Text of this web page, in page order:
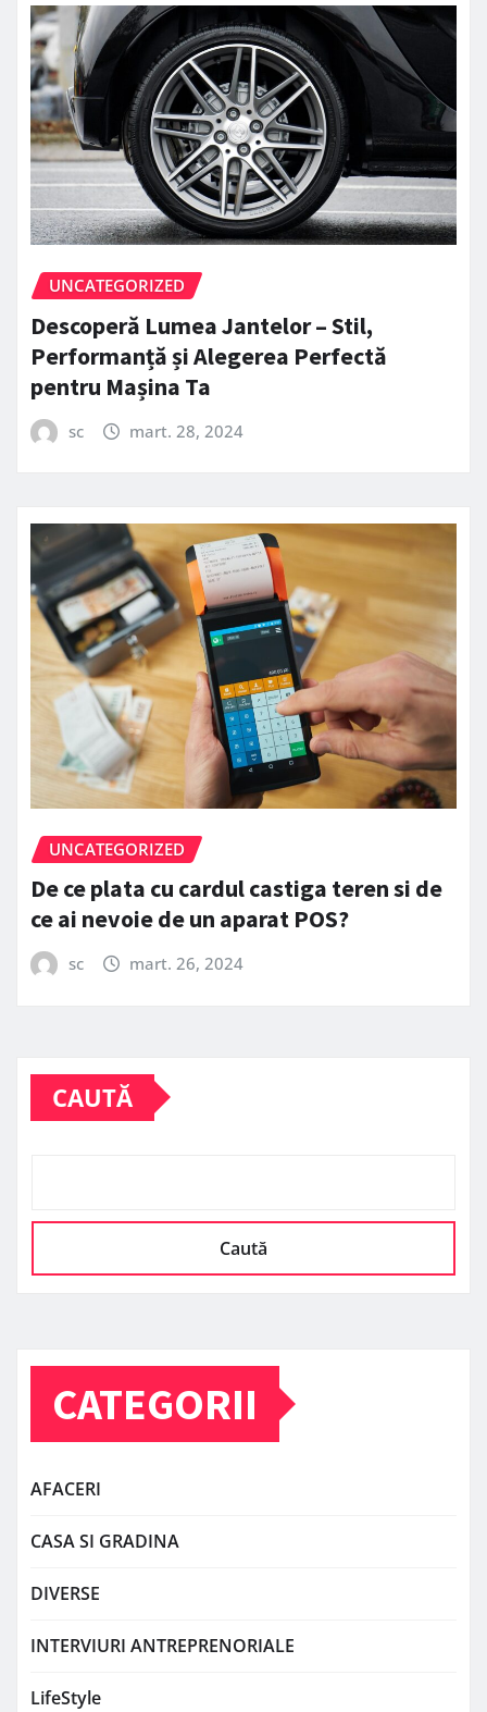
UNCATEGORIZED
Descoperă Lumea Jantelor – Stil,
Performanță și Alegerea Perfectă
pentru Mașina Ta
sc mart. 28, 2024
UNCATEGORIZED
De ce plata cu cardul castiga teren si de
ce ai nevoie de un aparat POS?
sc mart. 26, 2024
CAUTĂ
Caută
CATEGORII
AFACERI
CASA SI GRADINA
DIVERSE
INTERVIURI ANTREPRENORIALE
LifeStyle